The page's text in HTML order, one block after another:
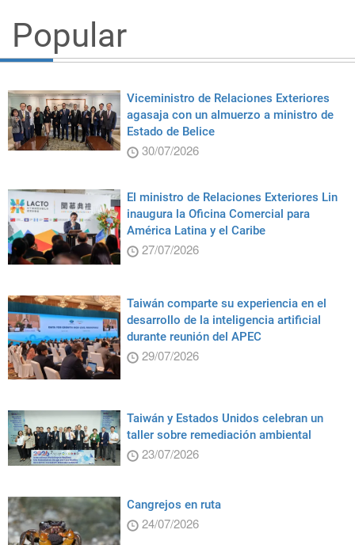
Popular
Viceministro de Relaciones Exteriores
agasaja con un almuerzo a ministro de
Estado de Belice
30/07/2026
El ministro de Relaciones Exteriores Lin
inaugura la Oficina Comercial para
América Latina y el Caribe
27/07/2026
Taiwán comparte su experiencia en el
desarrollo de la inteligencia artificial
durante reunión del APEC
29/07/2026
Taiwán y Estados Unidos celebran un
taller sobre remediación ambiental
23/07/2026
Cangrejos en ruta
24/07/2026